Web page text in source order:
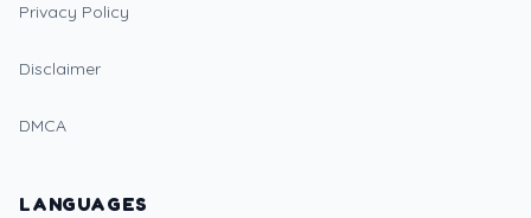
Privacy Policy
Disclaimer
DMCA
LANGUAGES